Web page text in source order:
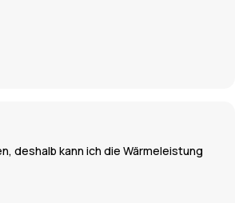
deshalb kann ich die Wärmeleistung